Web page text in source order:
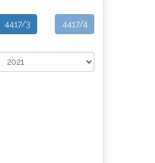
4417/3 4417/4